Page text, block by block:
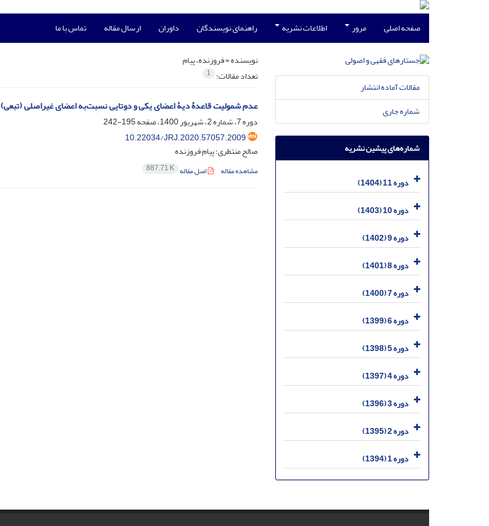
صفحه اصلی مرور اطلاعات نشریه راهنمای نویسندگان داوران ارسال مقاله تماس با ما
نویسنده =فروزنده، پیام
تعداد مقالات: 1
عدم شمولیت قاعدۀ دیۀ اعضای یکی و دوتایی نسبت‌به اعضای غیر‌اصلی (تبعی)
دوره 7، شماره 2، شهریور 1400، صفحه
195-242
10.22034/JRJ.2020.57057.2009
صالح منتظری؛ پیام فروزنده
مشاهده مقاله اصل مقاله 887.71 K
مقالات آماده انتشار
شماره جاری
شماره‌های پیشین نشریه
دوره 11 (1404)
دوره 10 (1403)
دوره 9 (1402)
دوره 8 (1401)
دوره 7 (1400)
دوره 6 (1399)
دوره 5 (1398)
دوره 4 (1397)
دوره 3 (1396)
دوره 2 (1395)
دوره 1 (1394)